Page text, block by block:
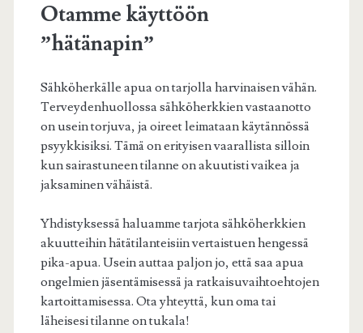
Otamme käyttöön
”hätänapin”
Sähköherkälle apua on tarjolla harvinaisen vähän.
Terveydenhuollossa sähköherkkien vastaanotto
on usein torjuva, ja oireet leimataan käytännössä
psyykkisiksi. Tämä on erityisen vaarallista silloin
kun sairastuneen tilanne on akuutisti vaikea ja
jaksaminen vähäistä.
Yhdistyksessä haluamme tarjota sähköherkkien
akuutteihin hätätilanteisiin vertaistuen hengessä
pika-apua. Usein auttaa paljon jo, että saa apua
ongelmien jäsentämisessä ja ratkaisuvaihtoehtojen
kartoittamisessa. Ota yhteyttä, kun oma tai
läheisesi tilanne on tukala!